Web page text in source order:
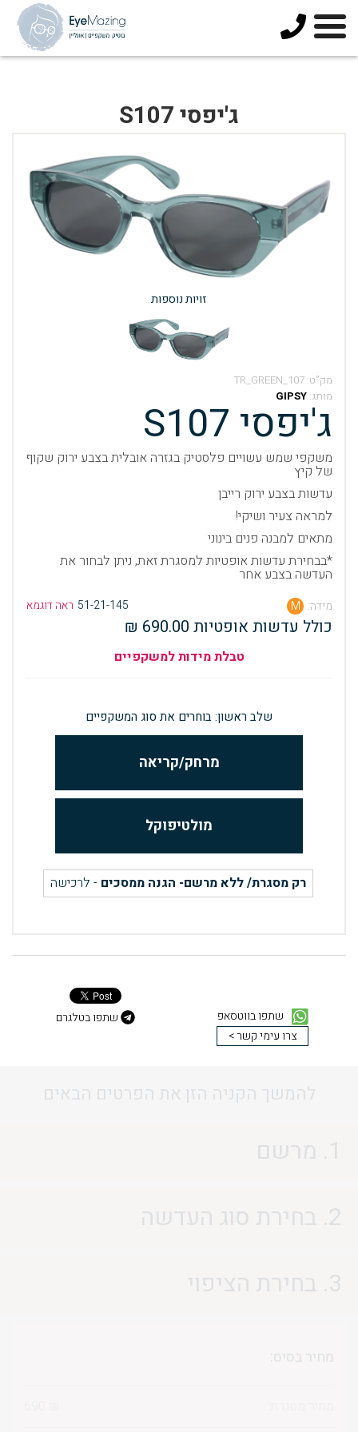
3744678
ג'יפסי S107
זויות נוספות
מק”ט: 107_TR_GREEN
מותג: GIPSY
ג'יפסי S107
משקפי שמש עשויים פלסטיק בגזרה אובלית בצבע ירוק שקוף
של קיץ
עדשות בצבע ירוק רייבן
למראה צעיר ושיקי!
מתאים למבנה פנים בינוני
*בבחירת עדשות אופטיות למסגרת זאת, ניתן לבחור את
העדשה בצבע אחר
מידה: M
51-21-145 ראה דוגמא
כולל עדשות אופטיות 690.00 ₪
טבלת מידות למשקפיים
שלב ראשון: בוחרים את סוג המשקפיים
מרחק/קריאה
מולטיפוקל
רק מסגרת/ ללא מרשם- הגנה ממסכים - לרכישה
שתפו בווטסאפ
שתפו בטלגרם
צרו עימי קשר >
להמשך הקניה הזן את הפרטים הבאים
1. מרשם
2. בחירת סוג העדשה
3. בחירת הציפוי
מחיר בסיס: